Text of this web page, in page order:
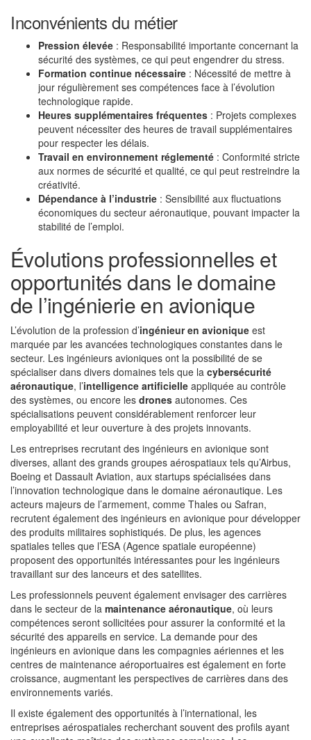
Inconvénients du métier
Pression élevée : Responsabilité importante concernant la
sécurité des systèmes, ce qui peut engendrer du stress.
Formation continue nécessaire : Nécessité de mettre à
jour régulièrement ses compétences face à l’évolution
technologique rapide.
Heures supplémentaires fréquentes : Projets complexes
peuvent nécessiter des heures de travail supplémentaires
pour respecter les délais.
Travail en environnement réglementé : Conformité stricte
aux normes de sécurité et qualité, ce qui peut restreindre la
créativité.
Dépendance à l’industrie : Sensibilité aux fluctuations
économiques du secteur aéronautique, pouvant impacter la
stabilité de l’emploi.
Évolutions professionnelles et
opportunités dans le domaine
de l’ingénierie en avionique
L’évolution de la profession d’ingénieur en avionique est
marquée par les avancées technologiques constantes dans le
secteur. Les ingénieurs avioniques ont la possibilité de se
spécialiser dans divers domaines tels que la cybersécurité
aéronautique, l’intelligence artificielle appliquée au contrôle
des systèmes, ou encore les drones autonomes. Ces
spécialisations peuvent considérablement renforcer leur
employabilité et leur ouverture à des projets innovants.
Les entreprises recrutant des ingénieurs en avionique sont
diverses, allant des grands groupes aérospatiaux tels qu’Airbus,
Boeing et Dassault Aviation, aux startups spécialisées dans
l’innovation technologique dans le domaine aéronautique. Les
acteurs majeurs de l’armement, comme Thales ou Safran,
recrutent également des ingénieurs en avionique pour développer
des produits militaires sophistiqués. De plus, les agences
spatiales telles que l’ESA (Agence spatiale européenne)
proposent des opportunités intéressantes pour les ingénieurs
travaillant sur des lanceurs et des satellites.
Les professionnels peuvent également envisager des carrières
dans le secteur de la maintenance aéronautique, où leurs
compétences seront sollicitées pour assurer la conformité et la
sécurité des appareils en service. La demande pour des
ingénieurs en avionique dans les compagnies aériennes et les
centres de maintenance aéroportuaires est également en forte
croissance, augmentant les perspectives de carrières dans des
environnements variés.
Il existe également des opportunités à l’international, les
entreprises aérospatiales recherchant souvent des profils ayant